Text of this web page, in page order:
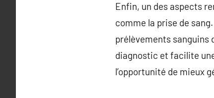
Enfin, un des aspects
comme la prise de
prélèvements sanguins
diagnostic et facilite
l’opportunité de mieux